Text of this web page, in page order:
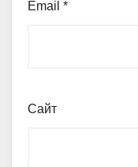
Email *
Сайт